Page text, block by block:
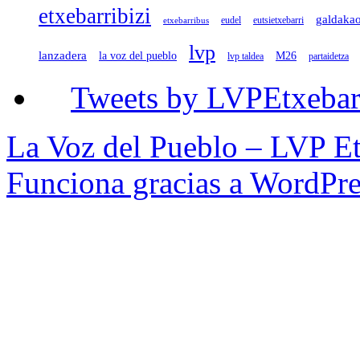
etxebarribizi etxebarribus eudel eutsietxebarri
lanzadera la voz del pueblo lvp lvp taldea M26 partaidetza
Tweets by
La Voz del Pueblo – LVP
Funciona gracias a